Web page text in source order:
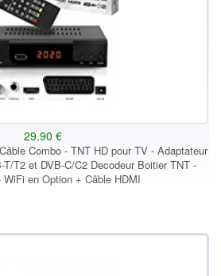
29.90 €
Combo - TNT HD pour TV - Adaptateur
T/T2 et DVB-C/C2 Decodeur Boitier TNT -
WiFi en Option + Câble HDMI